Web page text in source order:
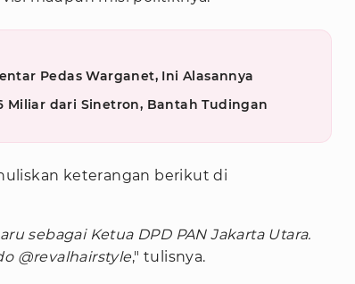
Pedas Warganet, Ini Alasannya
Miliar dari Sinetron, Bantah Tudingan
keterangan berikut di
sebagai Ketua DPD PAN Jakarta Utara.
@revalhairstyle," tulisnya.